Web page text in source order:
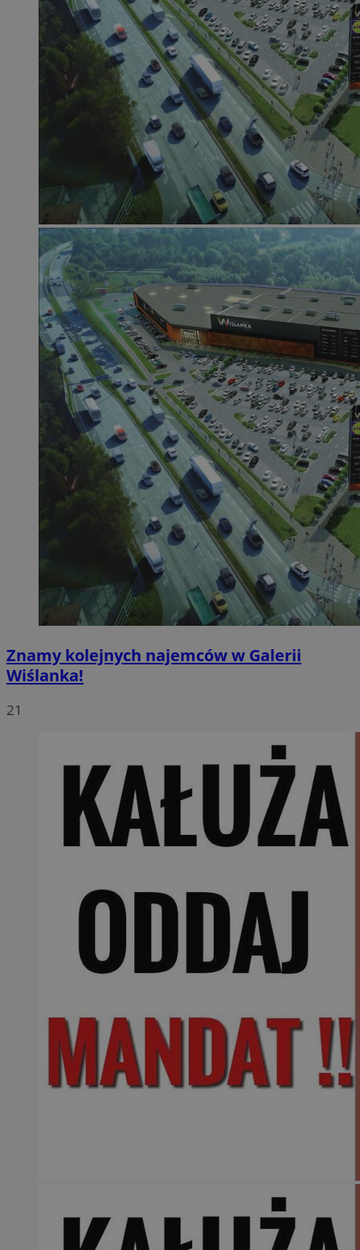
Znamy kolejnych najemców w Galerii
Wiślanka!
21